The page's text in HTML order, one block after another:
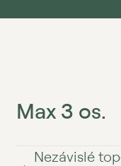
Max 3 os.
Nezávislé